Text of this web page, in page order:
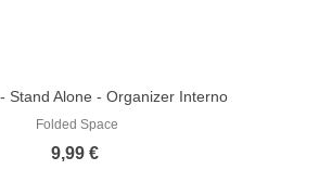
Stand Alone - Organizer Interno
Folded Space
9,99 €